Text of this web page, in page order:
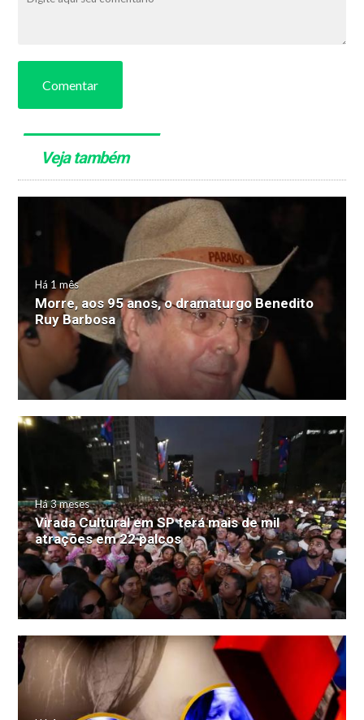
Comentar
Veja também
Há 1 mês
Morre, aos 95 anos, o dramaturgo Benedito
Ruy Barbosa
Há 3 meses
Virada Cultural em SP terá mais de mil
atrações em 22 palcos